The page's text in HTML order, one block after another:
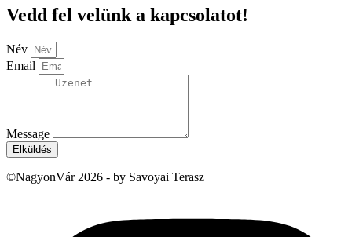
Vedd fel velünk a kapcsolatot!
Név
Email
Message
Elküldés
©NagyonVár 2026 - by Savoyai Terasz